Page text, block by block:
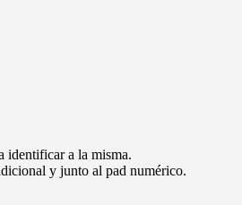
identificar a la misma.
y junto al pad numérico.